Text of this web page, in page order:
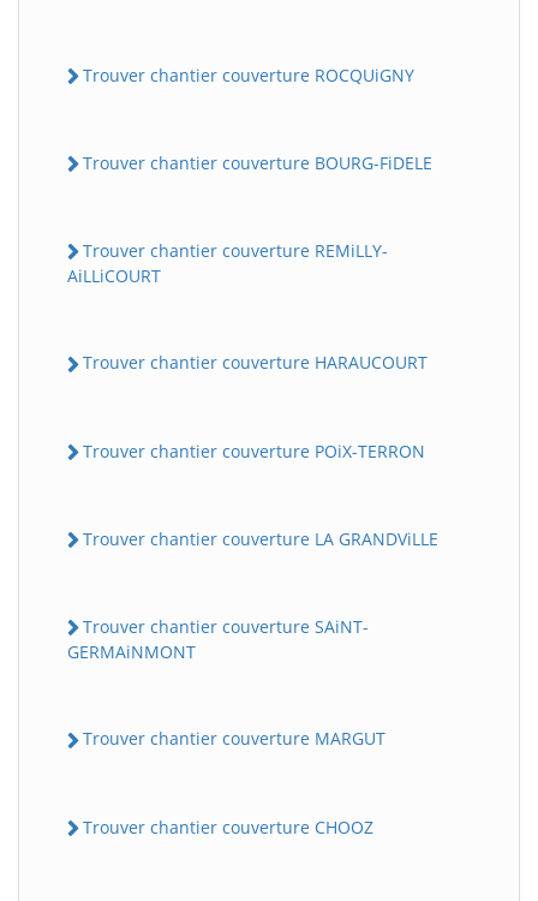
Trouver chantier couverture ROCQUiGNY
Trouver chantier couverture BOURG-FiDELE
Trouver chantier couverture REMiLLY-
AiLLiCOURT
Trouver chantier couverture HARAUCOURT
Trouver chantier couverture POiX-TERRON
Trouver chantier couverture LA GRANDViLLE
Trouver chantier couverture SAiNT-
GERMAiNMONT
Trouver chantier couverture MARGUT
Trouver chantier couverture CHOOZ